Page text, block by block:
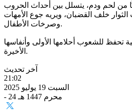
من لحم ودم، يتسلل بين أحداث الحروب
خلف القضبان، ويريه جوع الأمهات
وصرخات الأطفال.
تحفظ للشعوب أحلامها الأولى وأنفاسها
الأخيرة.
آخر تحديث
21:02
السبت 19 يوليو 2025
- 24 محرم 1447 هـ